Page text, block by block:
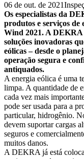
06 de out. de 2021
Os especialistas da
produtos e serviços
Wind 2021. A DEKRA
soluções inovadoras
eólicas – desde o
operação segura e
antiquados.
A energia eólica é uma
limpa. A quantidade de
cada vez mais
pode ser usada para a
particular, hidrogênio.
devem suportar cargas
seguros e
muitos danos.
A DEKRA já está